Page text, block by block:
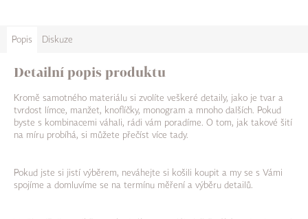
Popis Diskuze
Detailní popis produktu
Kromě samotného materiálu si zvolíte veškeré detaily, jako je tvar a
tvrdost límce, manžet, knoflíčky, monogram a mnoho dalších. Pokud
byste s kombinacemi váhali, rádi vám poradíme. O tom, jak takové šití
na míru probíhá, si můžete přečíst více tady.
Pokud jste si jistí výběrem, neváhejte si košili koupit a my se s Vámi
spojíme a domluvíme se na termínu měření a výběru detailů.